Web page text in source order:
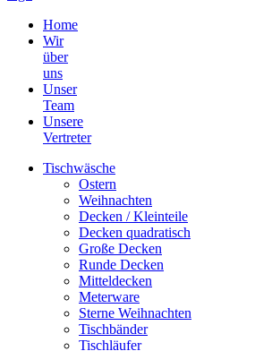
Home
Wir
über
uns
Unser
Team
Unsere
Vertreter
Tischwäsche
Ostern
Weihnachten
Decken / Kleinteile
Decken quadratisch
Große Decken
Runde Decken
Mitteldecken
Meterware
Sterne Weihnachten
Tischbänder
Tischläufer